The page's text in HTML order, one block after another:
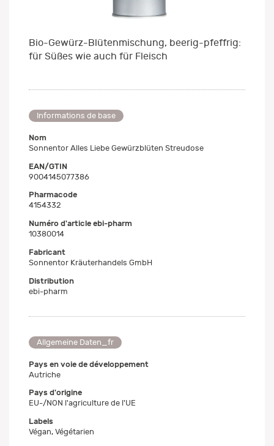
Bio-Gewürz-Blütenmischung, beerig-pfeffrig:
für Süßes wie auch für Fleisch
Informations de base
Nom
Sonnentor Alles Liebe Gewürzblüten Streudose
EAN/GTIN
9004145077386
Pharmacode
4154332
Numéro d'article ebi-pharm
10380014
Fabricant
Sonnentor Kräuterhandels GmbH
Distribution
ebi-pharm
Allgemeine Daten_fr
Pays en voie de développement
Autriche
Pays d'origine
EU-/NON l'agriculture de l'UE
Labels
Végan, Végétarien